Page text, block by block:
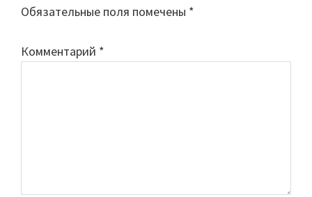
Обязательные поля помечены *
Комментарий *